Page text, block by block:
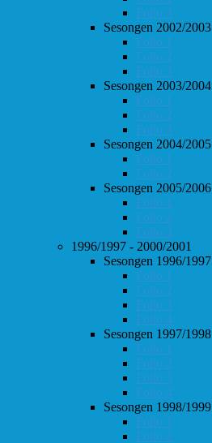
Follo 3
Sesongen 2002/2003
Follo 1
Follo 2
Follo 3
Sesongen 2003/2004
Follo 1
Follo 2
Follo 3
Sesongen 2004/2005
Follo 1
Follo 2
Sesongen 2005/2006
Follo 1
Follo 2
Follo 3
1996/1997 - 2000/2001
Sesongen 1996/1997
Follo 1
Follo 2
Follo 3
Follo 4
Sesongen 1997/1998
Follo 1
Follo 2
Follo 3
Follo 4
Sesongen 1998/1999
Follo 1
Follo 2